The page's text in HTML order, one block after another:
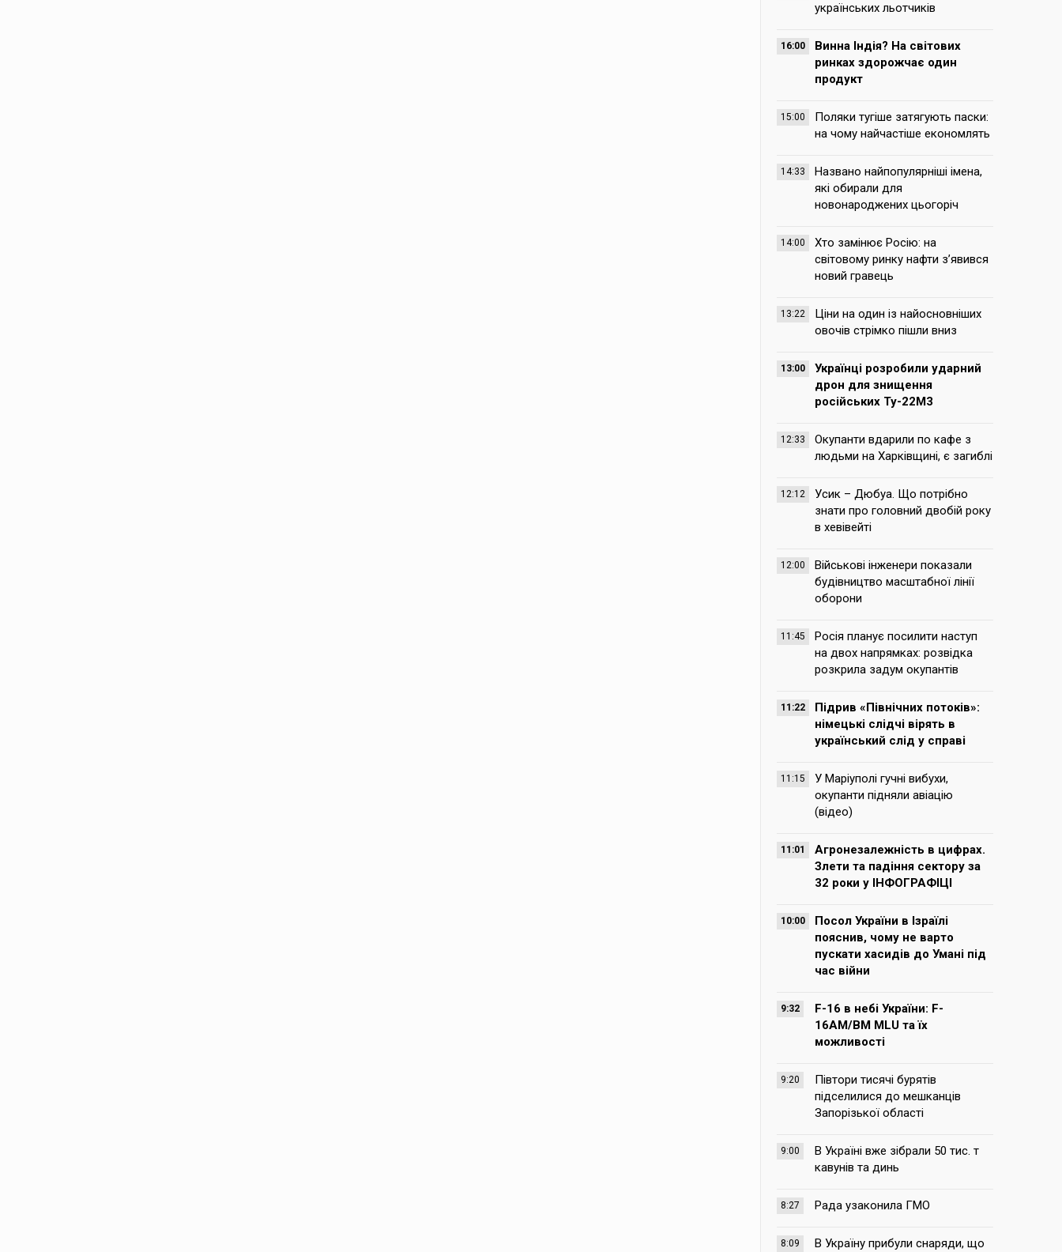
українських льотчиків
16:00
Винна Індія? На світових
ринках здорожчає один
продукт
15:00
Поляки тугіше затягують паски:
на чому найчастіше економлять
14:33
Названо найпопулярніші імена,
які обирали для
новонароджених цьогоріч
14:00
Хто замінює Росію: на
світовому ринку нафти з’явився
новий гравець
13:22
Ціни на один із найосновніших
овочів стрімко пішли вниз
13:00
Українці розробили ударний
дрон для знищення
російських Ту-22М3
12:33
Окупанти вдарили по кафе з
людьми на Харківщині, є загиблі
12:12
Усик – Дюбуа. Що потрібно
знати про головний двобій року
в хевівейті
12:00
Військові інженери показали
будівництво масштабної лінії
оборони
11:45
Росія планує посилити наступ
на двох напрямках: розвідка
розкрила задум окупантів
11:22
Підрив «Північних потоків»:
німецькі слідчі вірять в
український слід у справі
11:15
У Маріуполі гучні вибухи,
окупанти підняли авіацію
(відео)
11:01
Агронезалежність в цифрах.
Злети та падіння сектору за
32 роки у ІНФОГРАФІЦІ
10:00
Посол України в Ізраїлі
пояснив, чому не варто
пускати хасидів до Умані під
час війни
9:32
F-16 в небі України: F-
16AM/BM MLU та їх
можливості
9:20
Півтори тисячі бурятів
підселилися до мешканців
Запорізької області
9:00
В Україні вже зібрали 50 тис. т
кавунів та динь
8:27 Рада узаконила ГМО
8:09 В Україну прибули снаряди, що